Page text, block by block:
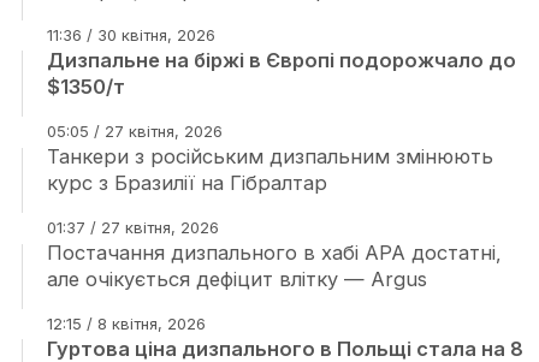
11:36 / 30 квітня, 2026
Дизпальне на біржі в Європі подорожчало до
$1350/т
05:05 / 27 квітня, 2026
Танкери з російським дизпальним змінюють
курс з Бразилії на Гібралтар
01:37 / 27 квітня, 2026
Постачання дизпального в хабі АРА достатні,
але очікується дефіцит влітку — Argus
12:15 / 8 квітня, 2026
Гуртова ціна дизпального в Польщі стала на 8